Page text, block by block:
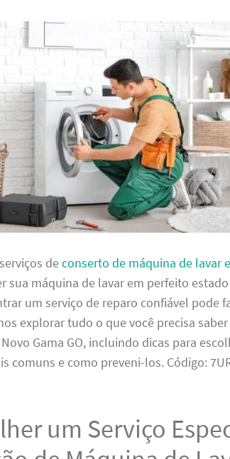
deconserto de máquina de lavar
sua máquina de lavar em perfeito
um serviço de reparo confiável pode
explorar tudo o que você precisa
Gama GO, incluindo dicas para
comuns e como preveni-los. Código:
um Serviço